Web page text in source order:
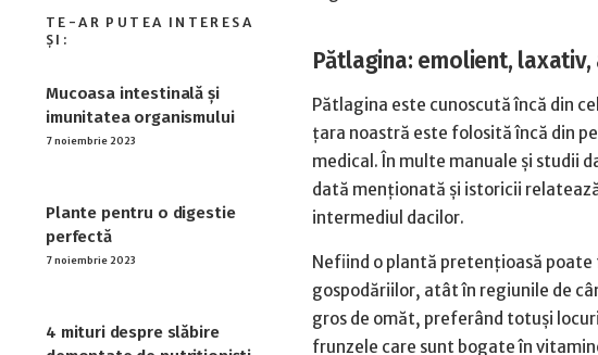
Mucoasa intestinală şi
imunitatea organismului
7 noiembrie 2023
Plante pentru o digestie
perfectă
7 noiembrie 2023
4 mituri despre slăbire
Pătlagina: emolient,
Pătlagina este cunoscută încă din
ţara noastră este folosită încă din
medical. În multe manuale şi studii
dată menţionată şi istoricii
intermediul dacilor.
Nefiind o plantă pretenţioasă
gospodăriilor, atât în regiunile de
gros de omăt, preferând totuşi
frunzele care sunt bogate în